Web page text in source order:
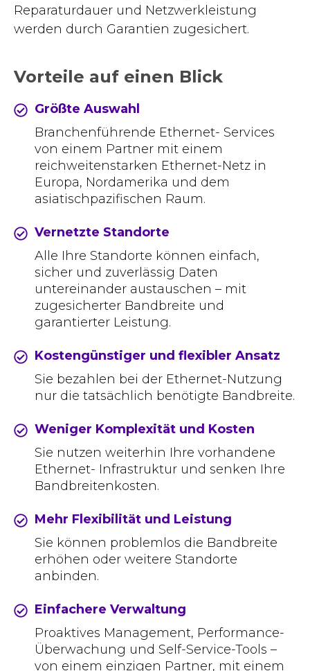
Reparaturdauer und Netzwerkleistung
werden durch Garantien zugesichert.
Vorteile auf einen Blick
Größte Auswahl
Branchenführende Ethernet- Services
von einem Partner mit einem
reichweitenstarken Ethernet-Netz in
Europa, Nordamerika und dem
asiatischpazifischen Raum.
Vernetzte Standorte
Alle Ihre Standorte können einfach,
sicher und zuverlässig Daten
untereinander austauschen – mit
zugesicherter Bandbreite und
garantierter Leistung.
Kostengünstiger und flexibler Ansatz
Sie bezahlen bei der Ethernet-Nutzung
nur die tatsächlich benötigte Bandbreite.
Weniger Komplexität und Kosten
Sie nutzen weiterhin Ihre vorhandene
Ethernet- Infrastruktur und senken Ihre
Bandbreitenkosten.
Mehr Flexibilität und Leistung
Sie können problemlos die Bandbreite
erhöhen oder weitere Standorte
anbinden.
Einfachere Verwaltung
Proaktives Management, Performance-
Überwachung und Self-Service-Tools –
von einem einzigen Partner, mit einem